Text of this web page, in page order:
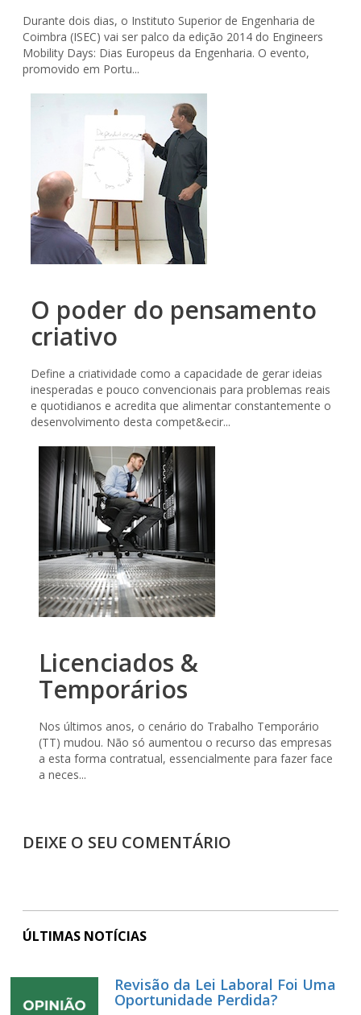
Durante dois dias, o Instituto Superior de Engenharia de
Coimbra (ISEC) vai ser palco da edição 2014 do Engineers
Mobility Days: Dias Europeus da Engenharia. O evento,
promovido em Portu...
O poder do pensamento
criativo
Define a criatividade como a capacidade de gerar ideias
inesperadas e pouco convencionais para problemas reais
e quotidianos e acredita que alimentar constantemente o
desenvolvimento desta compet&ecir...
Licenciados &
Temporários
Nos últimos anos, o cenário do Trabalho Temporário
(TT) mudou. Não só aumentou o recurso das empresas
a esta forma contratual, essencialmente para fazer face
a neces...
DEIXE O SEU COMENTÁRIO
ÚLTIMAS NOTÍCIAS
Revisão da Lei Laboral Foi Uma
Oportunidade Perdida?